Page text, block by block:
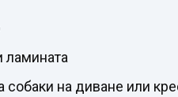
ламината
собаки на диване или